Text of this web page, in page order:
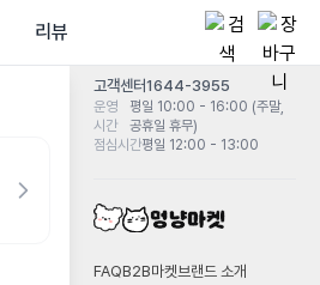
리뷰
고객센터1644-3955
운영
시간
평일 10:00 - 16:00 (주말,
공휴일 휴무)
점심시간평일 12:00 - 13:00
FAQB2B마켓 브랜드 소개